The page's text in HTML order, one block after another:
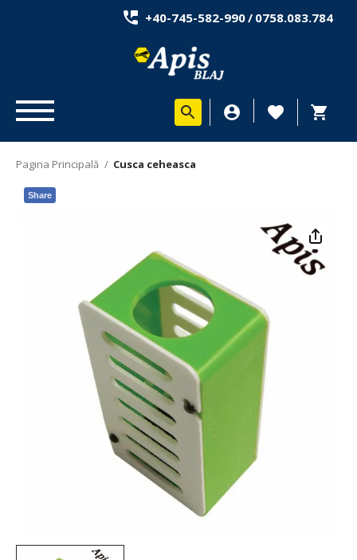
+40-745-582-990/ 0758.083.784
Pagina Principală / Cusca ceheasca
Share